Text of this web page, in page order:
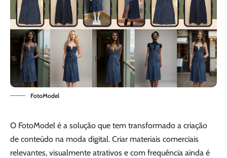
FotoModel
O FotoModel é a solução que tem transformado a criação
de conteúdo na moda digital. Criar materiais comerciais
relevantes, visualmente atrativos e com frequência ainda é